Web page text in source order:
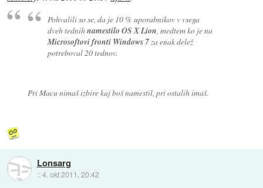
Pohvalili so se, da je 10 % uporabnikov v vsega
dveh tednihnamestilo OS X Lion , medtem ko je na
Microsoftovi fronti Windows 7 za enak delež
potreboval 20 tednov.
Pri Macu nimaš izbire kaj boš namestil, pri ostalih imaš.
Lonsarg
::4. okt 2011, 20:42